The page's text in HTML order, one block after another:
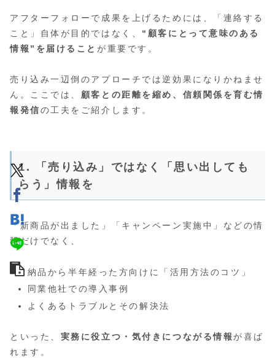
アフターフォローで成果を上げるためには、「連絡する
こと」自体が目的ではなく、 “顧客にとって意味のある
情報”を届けること が重要です。
売り込み一辺倒のアプローチでは逆効果になりかねませ
ん。ここでは、 顧客との距離を縮め、信頼関係を育む情
報発信の工夫をご紹介します。
1. 「売り込み」ではなく「思い出しても
らう」情報を
「新商品が出ました」「キャンペーン実施中」などの情
報だけでなく、
納品から半年経った方向けに「活用方法のコツ」
同業他社での導入事例
よくあるトラブルとその解決法
といった、 実務に役立つ・気付きにつながる情報 が喜ば
れます。